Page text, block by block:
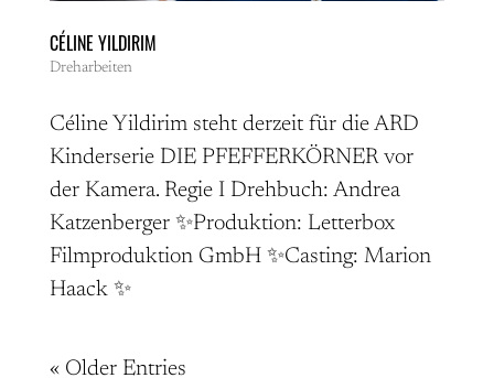
CÉLINE YILDIRIM
Dreharbeiten
Céline Yildirim steht derzeit für die ARD
Kinderserie DIE PFEFFERKÖRNER vor
der Kamera. Regie I Drehbuch: Andrea
Katzenberger ✨Produktion: Letterbox
Filmproduktion GmbH ✨Casting: Marion
Haack ✨
« Older Entries